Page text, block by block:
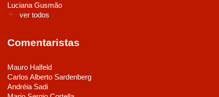
Luciana Gusmão
ver todos
Comentaristas
Mauro Halfeld
Carlos Alberto Sardenberg
Andréia Sadi